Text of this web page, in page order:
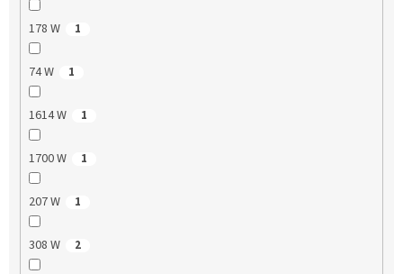
178 W 1
74 W 1
1614 W 1
1700 W 1
207 W 1
308 W 2